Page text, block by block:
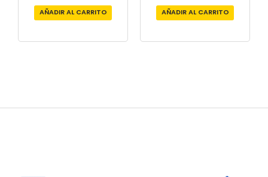
AÑADIR AL CARRITO AÑADIR AL CARRITO